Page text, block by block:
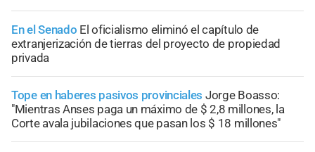
En el Senado El oficialismo eliminó el capítulo de
extranjerización de tierras del proyecto de propiedad
privada
Tope en haberes pasivos provinciales Jorge Boasso:
"Mientras Anses paga un máximo de $ 2,8 millones, la
Corte avala jubilaciones que pasan los $ 18 millones"